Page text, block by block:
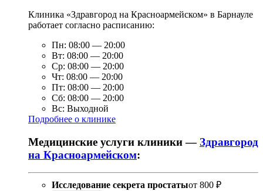
Клиника «Здравгород на Красноармейском» в Барнауле
работает согласно расписанию:
Пн: 08:00 — 20:00
Вт: 08:00 — 20:00
Ср: 08:00 — 20:00
Чт: 08:00 — 20:00
Пт: 08:00 — 20:00
Сб: 08:00 — 20:00
Вс: Выходной
Подробнее о клинике
Медицинские услуги клиники —Здравгород
на Красноармейском:
Исследование секрета простатыот 800 ₽